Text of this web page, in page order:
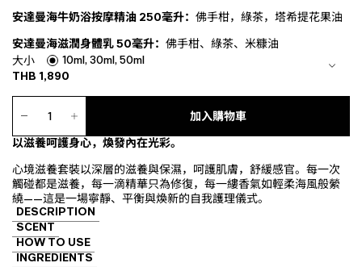
安達曼海牛奶浴按摩精油 250毫升： 佛手柑，綠茶，塔希提花果油
安達曼海滋潤身體乳 50毫升： 佛手柑、綠茶、米糠油
大小
10ml, 30ml, 50ml
THB 1,890
心
境
養
裝
數
量
加入購物車
以滋養呵護身心，煥發內在光彩。
心境滋養套裝以深層的滋養與保濕，呵護肌膚，舒緩感官。每一次
觸碰都是滋養，每一滴精華只為修復，每一縷香氣如輕柔海風般縈
繞——這是一場寧靜、平衡與煥新的自我護理儀式。
DESCRIPTION
SCENT
HOW TO USE
INGREDIENTS